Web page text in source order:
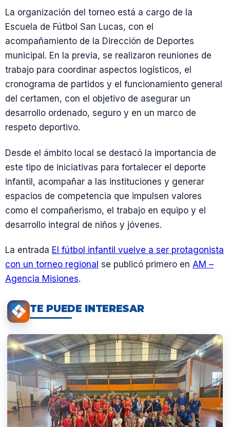
La organización del torneo está a cargo de la
Escuela de Fútbol San Lucas, con el
acompañamiento de la Dirección de Deportes
municipal. En la previa, se realizaron reuniones de
trabajo para coordinar aspectos logísticos, el
cronograma de partidos y el funcionamiento general
del certamen, con el objetivo de asegurar un
desarrollo ordenado, seguro y en un marco de
respeto deportivo.
Desde el ámbito local se destacó la importancia de
este tipo de iniciativas para fortalecer el deporte
infantil, acompañar a las instituciones y generar
espacios de competencia que impulsen valores
como el compañerismo, el trabajo en equipo y el
desarrollo integral de niños y jóvenes.
La entrada El fútbol infantil vuelve a ser protagonista
con un torneo regional se publicó primero en AM –
Agencia Misiones.
TE PUEDE INTERESAR